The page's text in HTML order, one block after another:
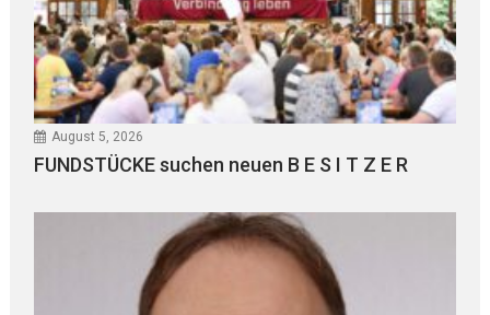
August 5, 2026
FUNDSTÜCKE suchen neuen B E S I T Z E R